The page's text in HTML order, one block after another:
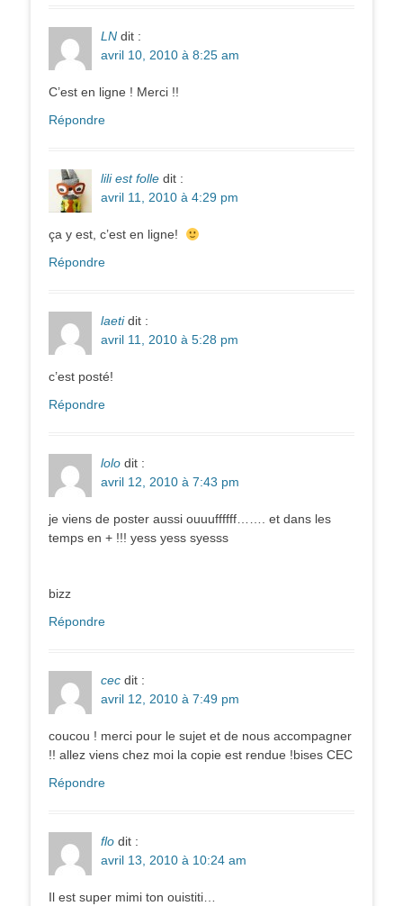
LN dit :
avril 10, 2010 à 8:25 am
C’est en ligne ! Merci !!
Répondre
lili est folle dit :
avril 11, 2010 à 4:29 pm
ça y est, c’est en ligne!
Répondre
laeti dit :
avril 11, 2010 à 5:28 pm
c’est posté!
Répondre
lolo dit :
avril 12, 2010 à 7:43 pm
je viens de poster aussi ouuuffffff……. et dans les
temps en + !!! yess yess syesss
bizz
Répondre
cec dit :
avril 12, 2010 à 7:49 pm
coucou ! merci pour le sujet et de nous accompagner
!! allez viens chez moi la copie est rendue !bises CEC
Répondre
flo dit :
avril 13, 2010 à 10:24 am
Il est super mimi ton ouistiti…